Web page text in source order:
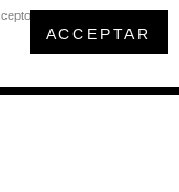
la
ACCEPTAR